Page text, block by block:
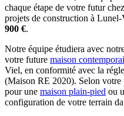
chaque étape de votre futur
projets de construction à
900 €.
Notre équipe étudiera avec
votre future maison
Viel, en conformité avec la
(Maison RE 2020). Selon votre
pour une maison plain-pied ou
configuration de votre terrain